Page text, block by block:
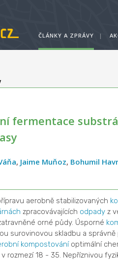
ČLÁNKY A ZPRÁVY |
fermentace
, Jaime Muňoz, Bohumil
aerobně stabilizovaných
zpracovávajících odpadyz
orné půdy. Úsporné
surovinovou skladbu a
kompostováníoptimální
rozmezí 18 - 35. Nepříznivou